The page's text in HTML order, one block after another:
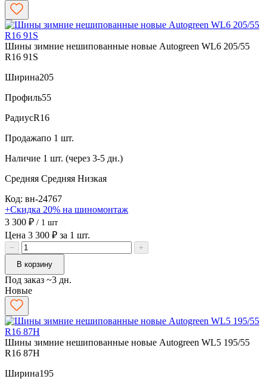
Шины зимние нешипованные новые Autogreen WL6 205/55
R16 91S
Ширина205
Профиль55
РадиусR16
Продажапо 1 шт.
Наличие 1 шт. (через 3-5 дн.)
Средняя Средняя Низкая
Код: вн-24767
+Скидка 20% на шиномонтаж
3 300 ₽ / 1 шт
Цена 3 300 ₽ за 1 шт.
−
+
В корзину
Под заказ ~3 дн.
Новые
Шины зимние нешипованные новые Autogreen WL5 195/55
R16 87H
Ширина195